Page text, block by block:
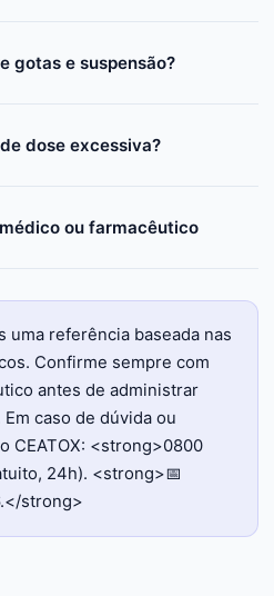
gotas e suspensão?
dose excessiva?
ou farmacêutico
uma referência baseada nas
Confirme sempre com
antes de administrar
caso de dúvida ou
CEATOX: <strong>0800
24h). <strong>📅
strong>